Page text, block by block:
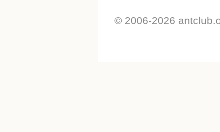
© 2006-2026